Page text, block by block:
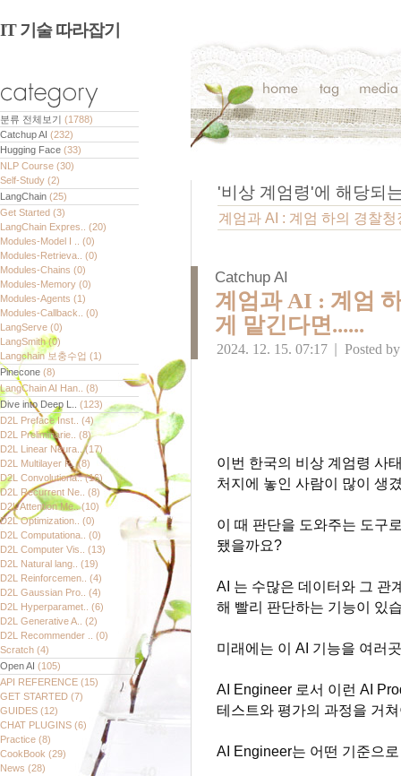
IT 기술 따라잡기
분류 전체보기 (1788)
Catchup AI (232)
Hugging Face (33)
NLP Course (30)
Self-Study (2)
LangChain (25)
Get Started (3)
LangChain Expres.. (20)
Modules-Model I .. (0)
Modules-Retrieva.. (0)
Modules-Chains (0)
Modules-Memory (0)
Modules-Agents (1)
Modules-Callback.. (0)
LangServe (0)
LangSmith(0)
Langchain 보충수업 (1)
Pinecone (8)
LangChain AI Han.. (8)
Dive into Deep L.. (123)
D2L Preface Inst.. (4)
D2L Preliminarie.. (8)
D2L Linear Neura..(17)
D2L Multilayer P..(8)
D2L Convolutiona..(16)
D2L Recurrent Ne.. (8)
D2L Attention Me..(10)
D2L Optimization.. (0)
D2L Computationa.. (0)
D2L Computer Vis.. (13)
D2L Natural lang.. (19)
D2L Reinforcemen.. (4)
D2L Gaussian Pro.. (4)
D2L Hyperparamet.. (6)
D2L Generative A.. (2)
D2L Recommender .. (0)
Scratch (4)
Open AI (105)
API REFERENCE (15)
GET STARTED (7)
GUIDES (12)
CHAT PLUGINS (6)
Practice (8)
CookBook (29)
News (28)
'비상 계엄령'에 해당되
계엄과 AI : 계엄 하의 경찰
Catchup AI
계엄과 AI : 계엄
게 맡긴다면......
2024. 12. 15. 07:17 Posted
이번 한국의 비상 계엄령 사
처지에 놓인 사람이 많이 생
이 때 판단을 도와주는 도구
됐을까요?
AI 는 수많은 데이터와 그 관
해 빨리 판단하는 기능이 있
미래에는 이 AI 기능을 여러
AI Engineer 로서 이런 AI
테스트와 평가의 과정을 거
AI Engineer는 어떤 기준으